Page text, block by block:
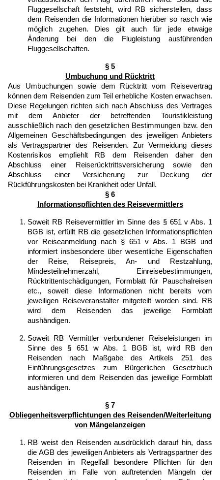
Fluggesellschaft feststeht, wird RB sicherstellen, dass
dem Reisenden die Informationen hierüber so rasch wie
möglich zugehen. Dies gilt auch für jede etwaige
Änderung bei den die Flugleistung ausführenden
Fluggesellschaften.
§ 5
Umbuchung und Rücktritt
Aus Umbuchungen sowie dem Rücktritt vom Reisevertrag
können dem Reisenden zum Teil erhebliche Kosten erwachsen.
Diese Regelungen richten sich nach Abschluss des Vertrages
mit dem Anbieter der betreffenden Touristikleistung
ausschließlich nach den gesetzlichen Bestimmungen bzw. den
Allgemeinen Geschäftsbedingungen des jeweiligen Anbieters
als Vertragspartner des Reisenden. Zur Vermeidung dieses
Kostenrisikos empfiehlt RB dem Reisenden daher den
Abschluss einer Reiserücktrittsversicherung sowie den
Abschluss einer Versicherung zur Deckung der
Rückführungskosten bei Krankheit oder Unfall.
§ 6
Informationspflichten des Reisevermittlers
Soweit RB Reisevermittler im Sinne des § 651 v Abs. 1
BGB ist, erfüllt RB die gesetzlichen Informationspflichten
vor Reiseanmeldung nach § 651 v Abs. 1 BGB und
informiert insbesondere über wesentliche Eigenschaften
der Reise, Reisepreis, An- und Restzahlung,
Mindesteilnehmerzahl, Einreisebestimmungen,
Rücktrittentschädigungen, Formblatt für Pauschalreisen
etc., soweit diese Informationen nicht bereits vom
jeweiligen Reiseveranstalter mitgeteilt worden sind. RB
wird dem Reisenden das jeweilige Formblatt
aushändigen.
Soweit RB Vermittler verbundener Reiseleistungen im
Sinne des § 651 w Abs. 1 BGB ist, wird RB den
Reisenden nach Maßgabe des Artikels 251 des
Einführungsgesetzes zum Bürgerlichen Gesetzbuch
informieren und dem Reisenden das jeweilige Formblatt
aushändigen.
§ 7
Obliegenheitsverpflichtungen des Reisenden/Weiterleitung
von Mängelanzeigen
RB weist den Reisenden ausdrücklich darauf hin, dass
die AGB des jeweiligen Anbieters als Vertragspartner des
Reisenden im Regelfall besondere Pflichten für den
Reisenden im Falle von auftretenden Mängeln der